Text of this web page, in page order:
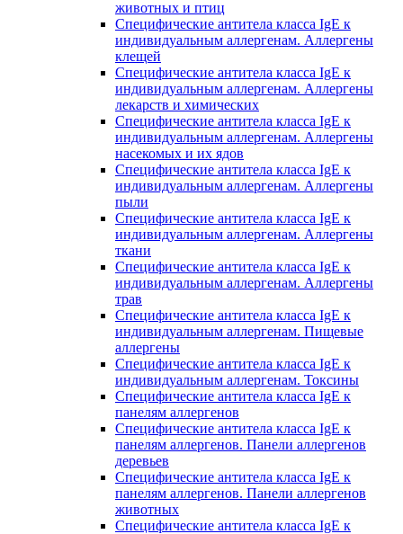
животных и птиц
Специфические антитела класса IgE к
индивидуальным аллергенам. Аллергены
клещей
Специфические антитела класса IgE к
индивидуальным аллергенам. Аллергены
лекарств и химических
Специфические антитела класса IgE к
индивидуальным аллергенам. Аллергены
насекомых и их ядов
Специфические антитела класса IgE к
индивидуальным аллергенам. Аллергены
пыли
Специфические антитела класса IgE к
индивидуальным аллергенам. Аллергены
ткани
Специфические антитела класса IgE к
индивидуальным аллергенам. Аллергены
трав
Специфические антитела класса IgE к
индивидуальным аллергенам. Пищевые
аллергены
Специфические антитела класса IgE к
индивидуальным аллергенам. Токсины
Специфические антитела класса IgE к
панелям аллергенов
Специфические антитела класса IgE к
панелям аллергенов. Панели аллергенов
деревьев
Специфические антитела класса IgE к
панелям аллергенов. Панели аллергенов
животных
Специфические антитела класса IgE к